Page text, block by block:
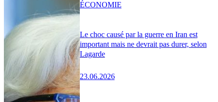
Le choc causé par la guerre en Iran est
important mais ne devrait pas durer, selon
Lagarde
23.06.2026
ÉCONOMIE